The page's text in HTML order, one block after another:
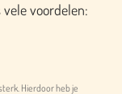
voordelen:
Hierdoor heb je